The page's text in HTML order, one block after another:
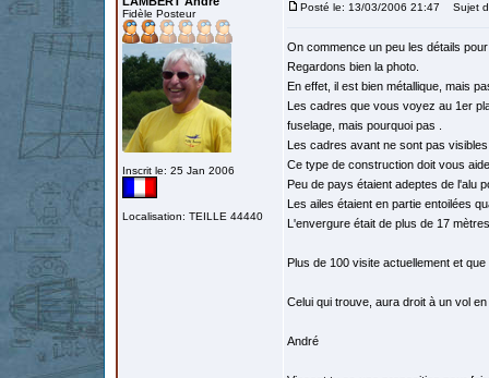
Fidèle Posteur
Inscrit le: 25 Jan 2006
Localisation: TEILLE 44440
Posté le: 13/03/2006 21:47 Sujet
On commence un peu les détails
Regardons bien la photo.
En effet, il est bien métallique, mais
Les cadres que vous voyez au 1er
fuselage, mais pourquoi pas .
Les cadres avant ne sont pas
Ce type de construction doit vous
Peu de pays étaient adeptes de l'alu
Les ailes étaient en partie entoilées
L'envergure était de plus de 17
Plus de 100 visite actuellement et
Celui qui trouve, aura droit à un vol
André